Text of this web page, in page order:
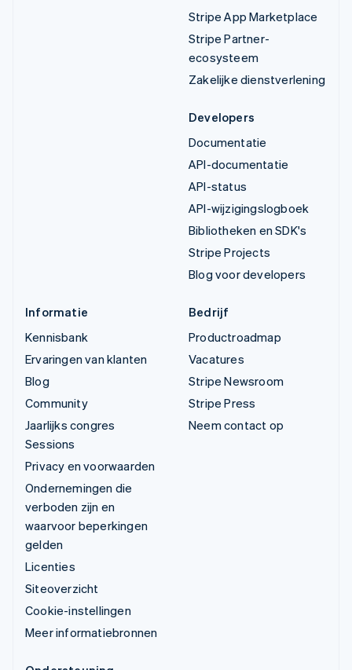
Stripe App Marketplace
Stripe Partner-
ecosysteem
Zakelijke dienstverlening
Developers
Documentatie
API-documentatie
API-status
API-wijzigingslogboek
Bibliotheken en SDK's
Stripe Projects
Blog voor developers
Informatie
Kennisbank
Ervaringen van klanten
Blog
Community
Jaarlijks congres
Sessions
Privacy en voorwaarden
Ondernemingen die
verboden zijn en
waarvoor beperkingen
gelden
Licenties
Siteoverzicht
Cookie-instellingen
Meer informatiebronnen
Bedrijf
Productroadmap
Vacatures
Stripe Newsroom
Stripe Press
Neem contact op